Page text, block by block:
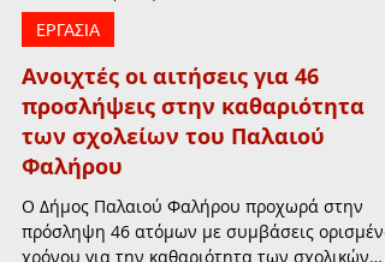
28 Ιουλ διαβάστηκε 2 λεπτά
ΕΡΓΑΣΙΑ
Ανοιχτές οι αιτήσεις για 46
προσλήψεις στην καθαριότητα
των σχολείων του Παλαιού
Φαλήρου